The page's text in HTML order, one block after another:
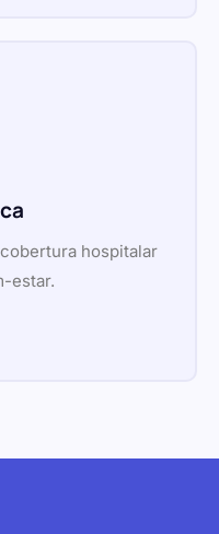
hospitalar
estar.